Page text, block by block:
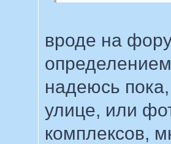
вроде на
надеюсь
улице, или
комплексов,